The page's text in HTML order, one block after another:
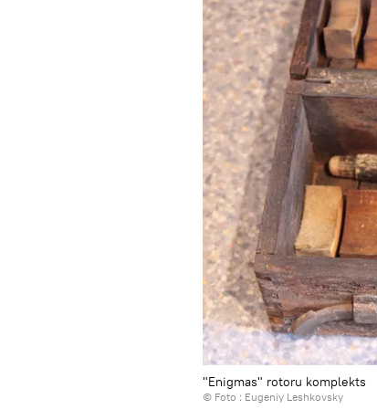
"Enigmas" rotoru komplekts
© Foto : Eugeniy Leshkovsky